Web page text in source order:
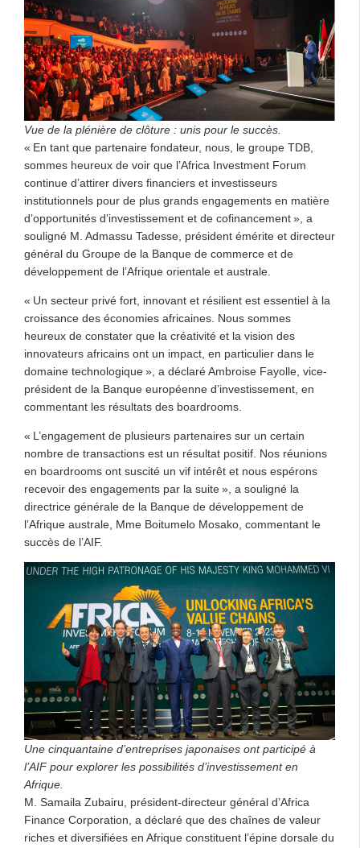
Vue de la plénière de clôture : unis pour le succès.
« En tant que partenaire fondateur, nous, le groupe TDB,
sommes heureux de voir que l’Africa Investment Forum
continue d’attirer divers financiers et investisseurs
institutionnels pour de plus grands engagements en matière
d’opportunités d’investissement et de cofinancement », a
souligné M. Admassu Tadesse, président émérite et directeur
général du Groupe de la Banque de commerce et de
développement de l’Afrique orientale et australe.
« Un secteur privé fort, innovant et résilient est essentiel à la
croissance des économies africaines. Nous sommes
heureux de constater que la créativité et la vision des
innovateurs africains ont un impact, en particulier dans le
domaine technologique », a déclaré Ambroise Fayolle, vice-
président de la Banque européenne d’investissement, en
commentant les résultats des boardrooms.
« L’engagement de plusieurs partenaires sur un certain
nombre de transactions est un résultat positif. Nos réunions
en boardrooms ont suscité un vif intérêt et nous espérons
recevoir des engagements par la suite », a souligné la
directrice générale de la Banque de développement de
l’Afrique australe, Mme Boitumelo Mosako, commentant le
succès de l’AIF.
Une cinquantaine d’entreprises japonaises ont participé à
l’AIF pour explorer les possibilités d’investissement en
Afrique.
M. Samaila Zubairu, président-directeur général d’Africa
Finance Corporation, a déclaré que des chaînes de valeur
riches et diversifiées en Afrique constituent l’épine dorsale du